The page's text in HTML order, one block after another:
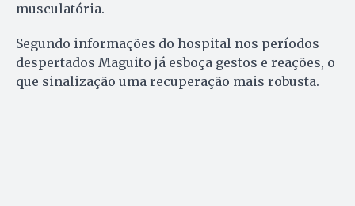
musculatória.
Segundo informações do hospital nos períodos
despertados Maguito já esboça gestos e reações, o
que sinalização uma recuperação mais robusta.